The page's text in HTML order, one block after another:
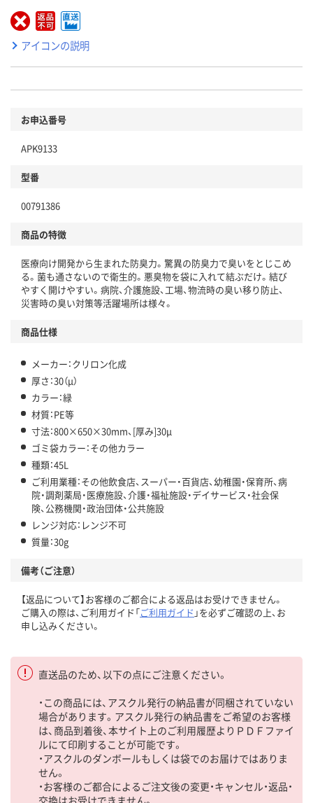
アイコンの説明
お申込番号
APK9133
型番
00791386
商品の特徴
医療向け開発から生まれた防臭力。驚異の防臭力で臭いをとじこめ
る。菌も通さないので衛生的。悪臭物を袋に入れて結ぶだけ。結び
やすく開けやすい。病院、介護施設、工場、物流時の臭い移り防止、
災害時の臭い対策等活躍場所は様々。
商品仕様
メーカー：クリロン化成
厚さ：30（μ）
カラー：緑
材質：PE等
寸法：800×650×30mm、[厚み]30μ
ゴミ袋カラー：その他カラー
種類：45L
ご利用業種：その他飲食店、スーパー・百貨店、幼稚園・保育所、病
院・調剤薬局・医療施設、介護・福祉施設・デイサービス・社会保
険、公務機関・政治団体・公共施設
レンジ対応：レンジ不可
質量：30g
備考（ご注意）
【返品について】お客様のご都合による返品はお受けできません。
ご購入の際は、ご利用ガイド「ご利用ガイド 」を必ずご確認の上、お
申し込みください。
直送品のため、以下の点にご注意ください。
・この商品には、アスクル発行の納品書が同梱されていない
場合があります。アスクル発行の納品書をご希望のお客様
は、商品到着後、本サイト上のご利用履歴よりＰＤＦファイ
ルにて印刷することが可能です。
・アスクルのダンボールもしくは袋でのお届けではありま
せん。
・お客様のご都合によるご注文後の変更・キャンセル・返品・
交換はお受けできません。